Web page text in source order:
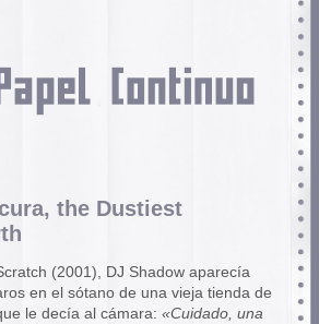
the Dustiest
(2001), DJ Shadow aparecía
en el sótano de una vieja tienda de
le decía al cámara: «Cuidado, una